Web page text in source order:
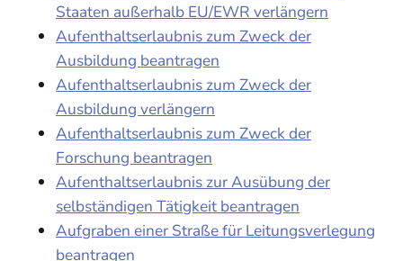
Staaten außerhalb EU/EWR verlängern
Aufenthaltserlaubnis zum Zweck der
Ausbildung beantragen
Aufenthaltserlaubnis zum Zweck der
Ausbildung verlängern
Aufenthaltserlaubnis zum Zweck der
Forschung beantragen
Aufenthaltserlaubnis zur Ausübung der
selbständigen Tätigkeit beantragen
Aufgraben einer Straße für Leitungsverlegung
beantragen